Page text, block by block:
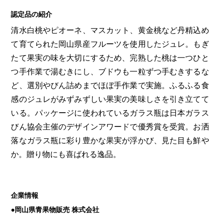
認定品の紹介
清水白桃やピオーネ、マスカット、黄金桃など丹精込め
て育てられた岡山県産フルーツを使用したジュレ。もぎ
たて果実の味を大切にするため、完熟した桃は一つひと
つ手作業で湯むきにし、ブドウも一粒ずつ手むきするな
ど、選別やびん詰めまでほぼ手作業で実施。ふるふる食
感のジュレがみずみずしい果実の美味しさを引き立てて
いる。パッケージに使われているガラス瓶は日本ガラス
びん協会主催のデザインアワードで優秀賞を受賞。お洒
落なガラス瓶に彩り豊かな果実が浮かび、見た目も鮮や
か。贈り物にも喜ばれる逸品。
企業情報
●岡山県青果物販売 株式会社